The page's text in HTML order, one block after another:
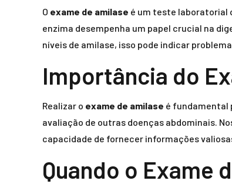
O exame de amilase é um teste laboratorial
enzima desempenha um papel crucial na
níveis de amilase, isso pode indicar
Importância do
Realizar o exame de amilase é fundamental
avaliação de outras doenças abdominais.
capacidade de fornecer informações
Quando o Exame